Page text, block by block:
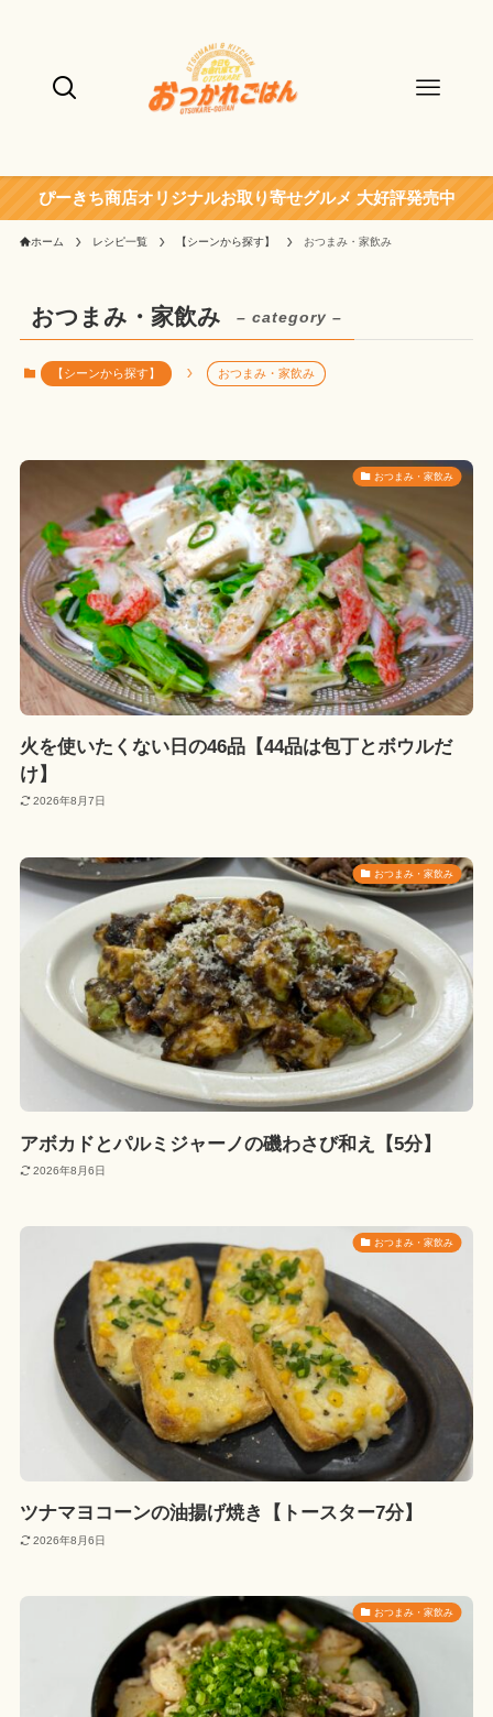
ぴーきち商店オリジナルお取り寄せグルメ 大好評発売中
ホーム レシピ一覧 【シーンから探す】 おつまみ・家飲み
おつまみ・家飲み – category –
【シーンから探す】 おつまみ・家飲み
おつまみ・家飲み
火を使いたくない日の46品【44品は包丁とボウルだ
け】
2026年8月7日
おつまみ・家飲み
アボカドとパルミジャーノの磯わさび和え【5分】
2026年8月6日
おつまみ・家飲み
ツナマヨコーンの油揚げ焼き【トースター7分】
2026年8月6日
おつまみ・家飲み